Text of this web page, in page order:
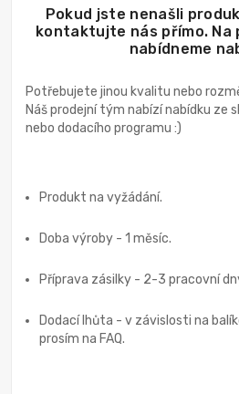
Pokud jste nenašli
kontaktujte nás přímo. Na
nabídneme
Potřebujete jinou kvalitu nebo
Náš prodejní tým nabízí nabídku ze
nebo dodacího programu :)
Produkt na vyžádání.
Doba výroby - 1 měsíc.
Příprava zásilky - 2-3 pracovní
Dodací lhůta - v závislosti na
prosím na FAQ.